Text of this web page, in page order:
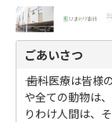
ごあいさつ
―― 歯科医療は皆
や全ての動物は
りわけ人間は、